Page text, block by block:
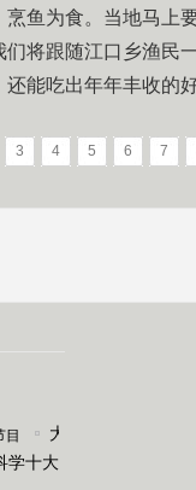
为食。当地马上要
将跟随江口乡渔民
能吃出年年丰收的好
3 4 5 6 7
大
风
学十大